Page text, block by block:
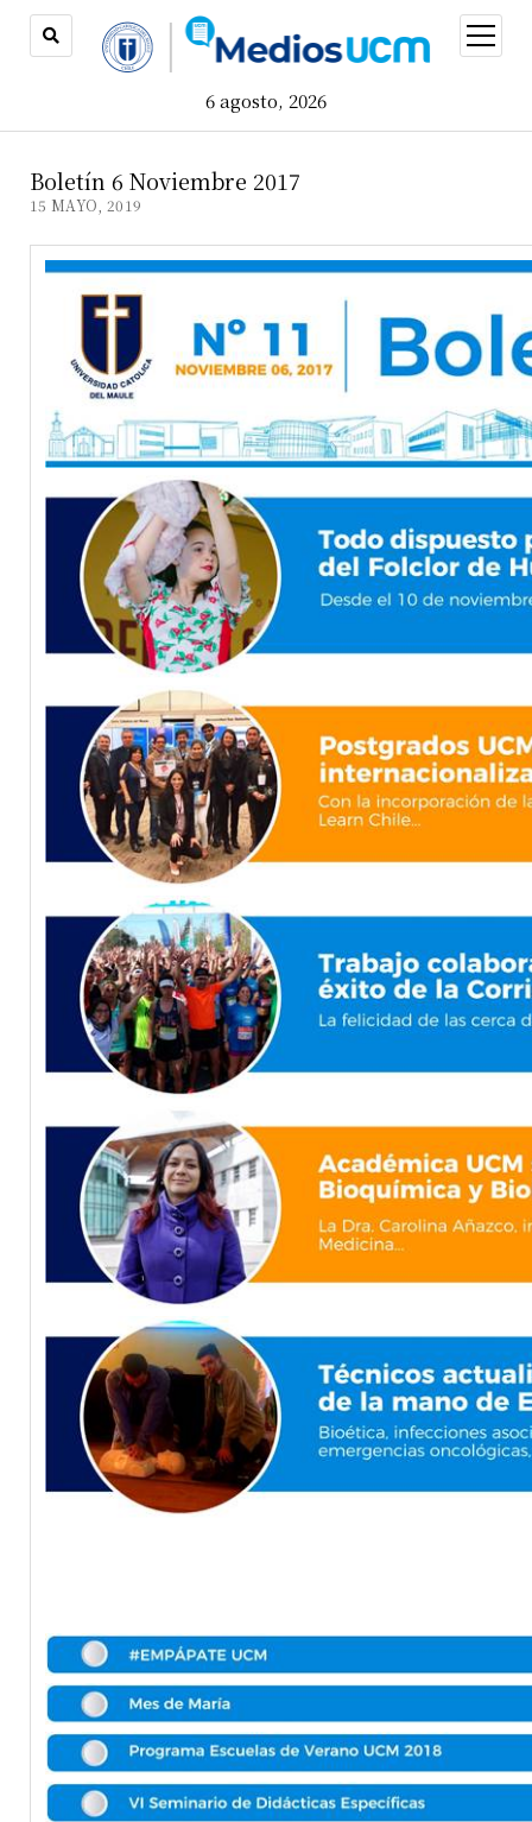
6 agosto, 2026
open
menu
Boletín 6 Noviembre 2017
15 MAYO, 2019